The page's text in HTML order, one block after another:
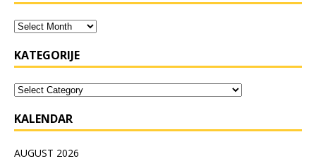
KATEGORIJE
KALENDAR
AUGUST 2026